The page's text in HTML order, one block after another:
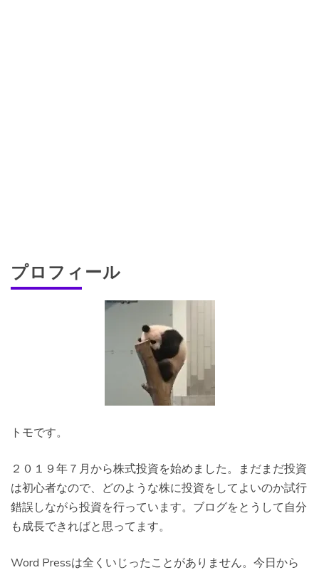
プロフィール
トモです。
２０１９年７月から株式投資を始めました。まだまだ投資
は初心者なので、どのような株に投資をしてよいのか試行
錯誤しながら投資を行っています。ブログをとうして自分
も成長できればと思ってます。
Word Pressは全くいじったことがありません。今日から